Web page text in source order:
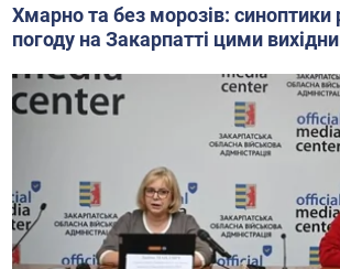
Хмарно та без морозів: синоптики
погоду на Закарпатті цими